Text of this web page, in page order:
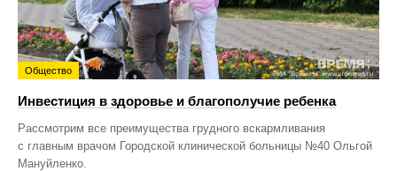
Общество
Инвестиция в здоровье и благополучие ребенка
Рассмотрим все преимущества грудного вскармливания
с главным врачом Городской клинической больницы №40 Ольгой
Мануйленко.